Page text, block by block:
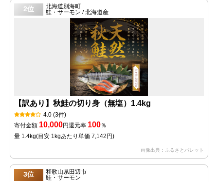
2位
北海道別海町
鮭・サーモン / 北海道産
【訳あり】秋鮭の切り身（無塩）1.4kg
4.0 (3件)
寄付金額 10,000円還元率 100％
量 1.4kg(目安 1kgあたり単価 7,142円)
画像出典：ふるさとパレット
3位
和歌山県田辺市
鮭・サーモン